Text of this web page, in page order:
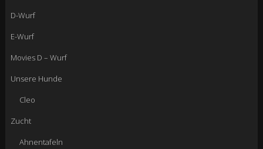
D-Wurf
E-Wurf
Movies D – Wurf
Unsere Hunde
Cleo
Zucht
Ahnentafeln